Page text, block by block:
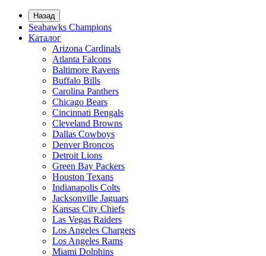
Назад
Seahawks Champions
Каталог
Arizona Cardinals
Atlanta Falcons
Baltimore Ravens
Buffalo Bills
Carolina Panthers
Chicago Bears
Cincinnati Bengals
Cleveland Browns
Dallas Cowboys
Denver Broncos
Detroit Lions
Green Bay Packers
Houston Texans
Indianapolis Colts
Jacksonville Jaguars
Kansas City Chiefs
Las Vegas Raiders
Los Angeles Chargers
Los Angeles Rams
Miami Dolphins